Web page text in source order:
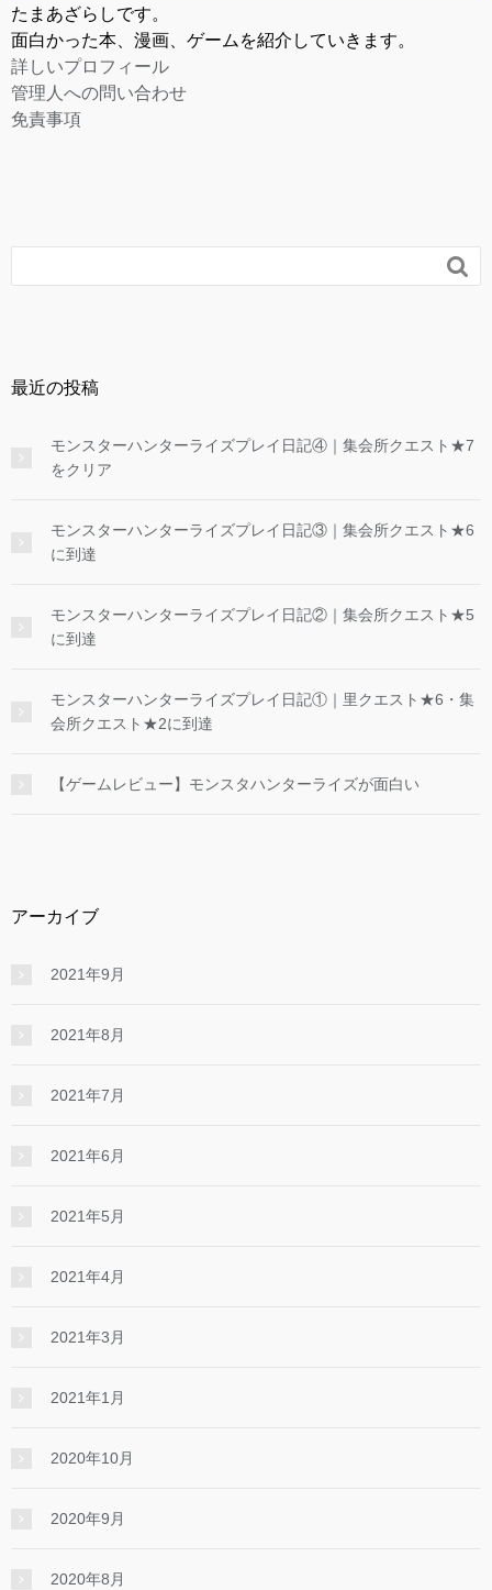
たまあざらしです。
面白かった本、漫画、ゲームを紹介していきます。
詳しいプロフィール
管理人への問い合わせ
免責事項

最近の投稿
モンスターハンターライズプレイ日記④｜集会所クエスト★7
をクリア
モンスターハンターライズプレイ日記③｜集会所クエスト★6
に到達
モンスターハンターライズプレイ日記②｜集会所クエスト★5
に到達
モンスターハンターライズプレイ日記①｜里クエスト★6・集
会所クエスト★2に到達
【ゲームレビュー】モンスタハンターライズが面白い
アーカイブ
2021年9月
2021年8月
2021年7月
2021年6月
2021年5月
2021年4月
2021年3月
2021年1月
2020年10月
2020年9月
2020年8月